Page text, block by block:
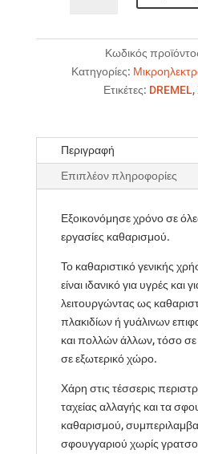
Κωδικός
Κατηγορίες:
Ετικέτες: DREMEL,
Περιγραφή
Επιπλέον πληροφορίες
Εξοικονόμησε χρόνο σε
εργασίες καθαρισμού.
Το καθαριστικό γενικής
είναι ιδανικό για υγρές και
λειτουργώντας ως
πλακιδίων ή γυάλινων
και πολλών άλλων, τόσο σε
σε εξωτερικό χώρο.
Χάρη στις τέσσερις
ταχείας αλλαγής και τα
καθαρισμού,
σφουγγαριού χωρίς